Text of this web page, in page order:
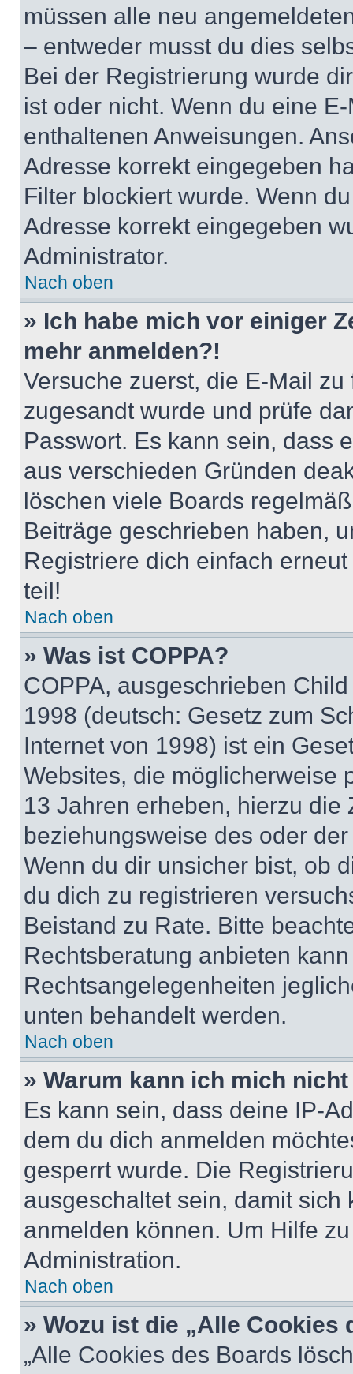
müssen alle neu
– entweder musst du dies
Bei der Registrierung wurde
ist oder nicht. Wenn du eine
enthaltenen Anweisungen.
Adresse korrekt eingegeben
Filter blockiert wurde. Wenn
Adresse korrekt eingegeben
Administrator.
Nach oben
» Ich habe mich vor einiger
mehr anmelden?!
Versuche zuerst, die E-Mail
zugesandt wurde und prüfe
Passwort. Es kann sein, dass
aus verschieden Gründen
löschen viele Boards
Beiträge geschrieben haben,
Registriere dich einfach
teil!
Nach oben
» Was ist COPPA?
COPPA, ausgeschrieben
1998 (deutsch: Gesetz zum
Internet von 1998) ist ein
Websites, die möglicherweise
13 Jahren erheben, hierzu die
beziehungsweise des oder
Wenn du dir unsicher bist, ob
du dich zu registrieren
Beistand zu Rate. Bitte
Rechtsberatung anbieten
Rechtsangelegenheiten
unten behandelt werden.
Nach oben
» Warum kann ich mich
Es kann sein, dass deine IP-
dem du dich anmelden
gesperrt wurde. Die
ausgeschaltet sein, damit
anmelden können. Um Hilfe
Administration.
Nach oben
» Wozu ist die „Alle
„Alle Cookies des Boards